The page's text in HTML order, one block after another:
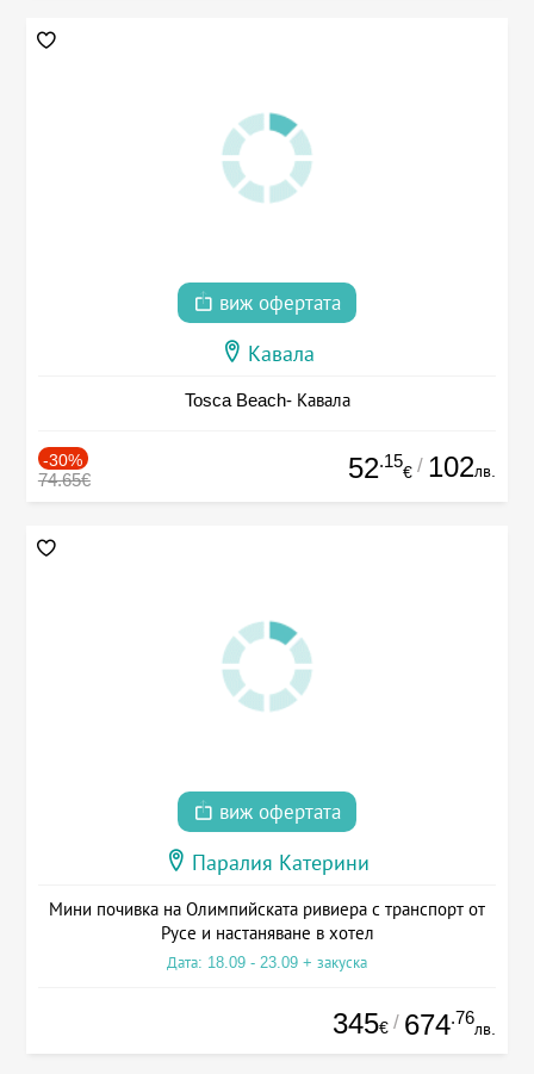
виж офертата
Кавала
Tosca Beach- Кавала
-30%
74.65€ 52.15
€ / 102лв.
виж офертата
Паралия Катерини
Мини почивка на Олимпийската ривиера с транспорт от
Русе и настаняване в хотел
Дата: 18.09 - 23.09 + закуска
345€ / 674.76
лв.